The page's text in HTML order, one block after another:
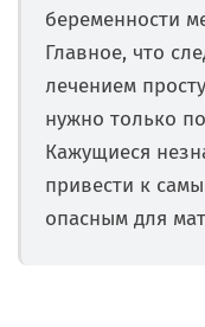
беременности
Главное, что
лечением
нужно только
Кажущиеся
привести к
опасным для